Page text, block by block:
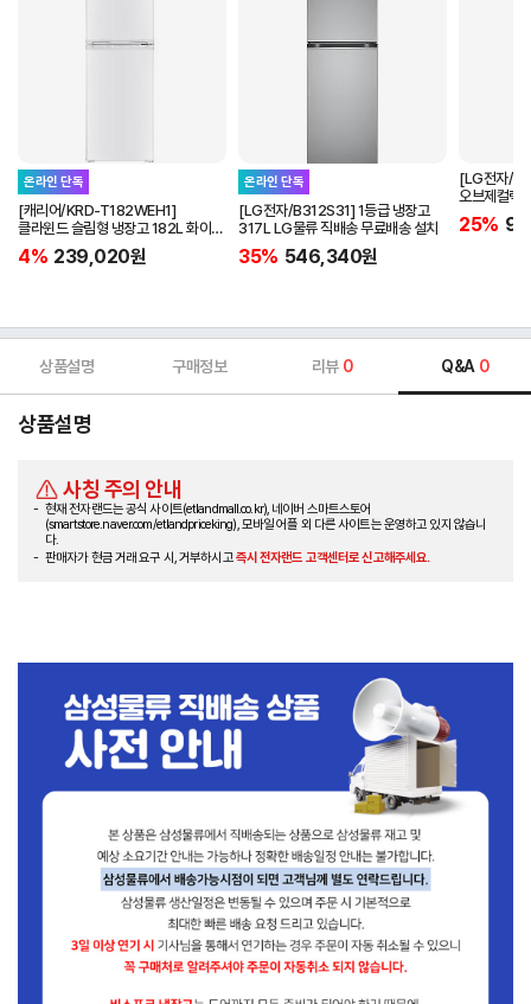
온라인 단독
[캐리어/KRD-T182WEH1]
클라윈드 슬림형 냉장고 182L 화이트
배송설치 포함
4% 239,020원
온라인 단독
[LG전자/B312S31] 1등급 냉장고
317L LG물류 직배송 무료배송 설치
35% 546,340원
[LG전자/
오브제컬렉
베이지 LG
25%
상품설명 구매정보 리뷰 0 Q&A 0
상품설명
사칭 주의 안내
현재 전자랜드는 공식 사이트(etlandmall.co.kr), 네이버 스마트스토어
(smartstore.naver.com/etlandpriceking), 모바일 어플 외 다른 사이트는 운영하고 있지 않습니
다.
판매자가 현금 거래 요구 시, 거부하시고즉시 전자랜드 고객센터로 신고해주세요.